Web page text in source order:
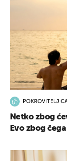
POKROVITELJ
Netko zbog
Evo zbog